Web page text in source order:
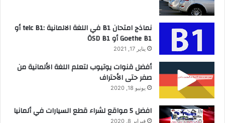
نماذج امتحان B1 في اللغة الالمانية :telc B1 أو
Goethe B1 أو ÖSD B1
يناير 17, 2021
أفضل قنوات يوتيوب لتعلم اللغة الألمانية من
صفر حتى الأحتراف
يونيو 18, 2020
افضل 5 مواقع لشراء قطع السيارات في ألمانيا
فبراير 8, 2020